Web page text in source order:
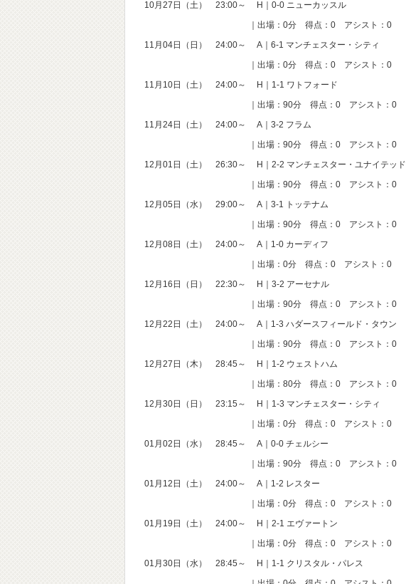
10月27日（土） 23:00～ H｜0-0 ニューカッスル
｜出場：0分 得点：0 アシスト：0
11月04日（日） 24:00～ A｜6-1 マンチェスター・シティ
｜出場：0分 得点：0 アシスト：0
11月10日（土） 24:00～ H｜1-1 ワトフォード
｜出場：90分 得点：0 アシスト：0
11月24日（土） 24:00～ A｜3-2 フラム
｜出場：90分 得点：0 アシスト：0
12月01日（土） 26:30～ H｜2-2 マンチェスター・ユナイテッド
｜出場：90分 得点：0 アシスト：0
12月05日（水） 29:00～ A｜3-1 トッテナム
｜出場：90分 得点：0 アシスト：0
12月08日（土） 24:00～ A｜1-0 カーディフ
｜出場：0分 得点：0 アシスト：0
12月16日（日） 22:30～ H｜3-2 アーセナル
｜出場：90分 得点：0 アシスト：0
12月22日（土） 24:00～ A｜1-3 ハダースフィールド・タウン
｜出場：90分 得点：0 アシスト：0
12月27日（木） 28:45～ H｜1-2 ウェストハム
｜出場：80分 得点：0 アシスト：0
12月30日（日） 23:15～ H｜1-3 マンチェスター・シティ
｜出場：0分 得点：0 アシスト：0
01月02日（水） 28:45～ A｜0-0 チェルシー
｜出場：90分 得点：0 アシスト：0
01月12日（土） 24:00～ A｜1-2 レスター
｜出場：0分 得点：0 アシスト：0
01月19日（土） 24:00～ H｜2-1 エヴァートン
｜出場：0分 得点：0 アシスト：0
01月30日（水） 28:45～ H｜1-1 クリスタル・パレス